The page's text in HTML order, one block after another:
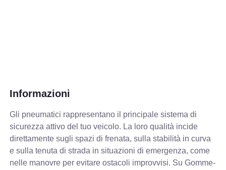
Informazioni
Gli pneumatici rappresentano il principale sistema di
sicurezza attivo del tuo veicolo. La loro qualità incide
direttamente sugli spazi di frenata, sulla stabilità in curva
e sulla tenuta di strada in situazioni di emergenza, come
nelle manovre per evitare ostacoli improvvisi. Su Gomme-